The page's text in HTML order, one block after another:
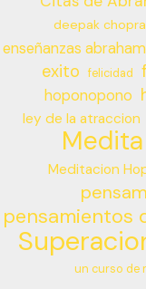
deepak chopra
enseñanzas abraham
exito felicidad
hoponopono
ley de la atraccion
Medita
Meditacion
pensamientos
un curso de